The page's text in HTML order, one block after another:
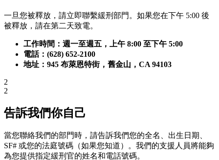
一旦您被釋放，請立即聯繫緩刑部門。如果您在下午 5:00 後
被釋放，請在第二天致電。
工作時間：週一至週五，上午 8:00 至下午 5:00
電話：(628) 652-2100
地址：945 布萊恩特街，舊金山，CA 94103
2
2
告訴我們你自己
當您聯絡我們的部門時，請告訴我們您的全名、出生日期、
SF# 或您的法庭號碼（如果您知道）。我們的支援人員將能夠
為您提供指定緩刑官的姓名和電話號碼。